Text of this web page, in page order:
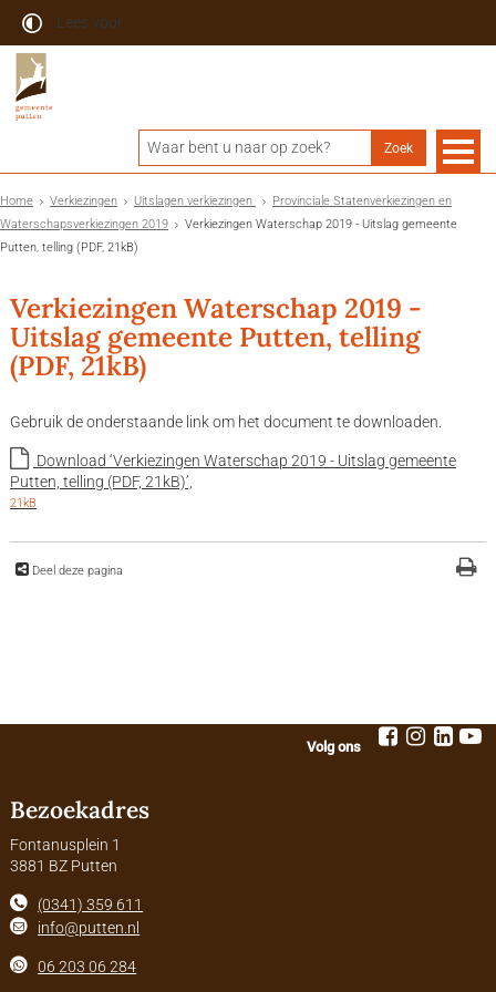
Lees voor
Home Verkiezingen Uitslagen verkiezingen
Provinciale Statenverkiezingen en
Waterschapsverkiezingen 2019
Verkiezingen Waterschap 2019 - Uitslag gemeente
Putten, telling (PDF, 21kB)
Verkiezingen Waterschap 2019 -
Uitslag gemeente Putten, telling
(PDF, 21kB)
Gebruik de onderstaande link om het document te downloaden.
Download ‘Verkiezingen Waterschap 2019 - Uitslag gemeente
Putten, telling (PDF, 21kB)’,
21kB
Deel deze pagina
Volg ons
Bezoekadres
Fontanusplein 1
3881 BZ Putten
(0341) 359 611
info@putten.nl
06 203 06 284